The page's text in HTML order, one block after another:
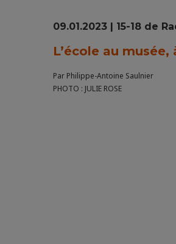
09.01.2023 | 15-18 de
L’école au
Par Philippe-Antoine Saulnier
PHOTO : JULIE ROSE